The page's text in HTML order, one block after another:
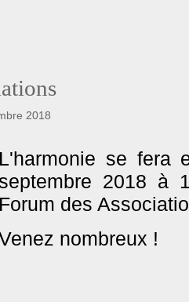
2018
L'harmonie se fera
septembre 2018 à
Forum des
nombreux !